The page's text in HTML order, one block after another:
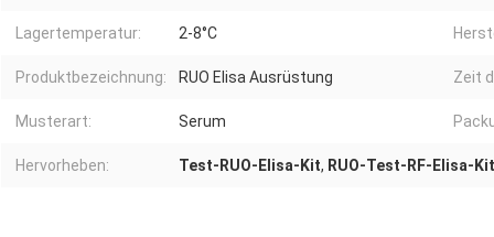
Lagertemperatur: 2-8°C
Produktbezeichnung: RUO Elisa Ausrüstung Zeit
Musterart: Serum
Hervorheben: Test-RUO-Elisa-Kit, RUO-Test-RF-Elisa-Kit